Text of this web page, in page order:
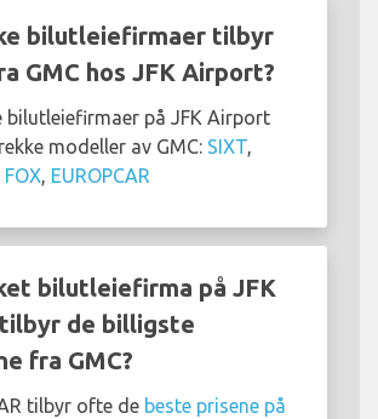
bilutleiefirmaer tilbyr
GMC hos JFK Airport?
bilutleiefirmaer på JFK Airport
modeller av GMC: SIXT,
FOX, EUROPCAR
bilutleiefirma på JFK
de billigste
fra GMC?
tilbyr ofte de beste prisene på